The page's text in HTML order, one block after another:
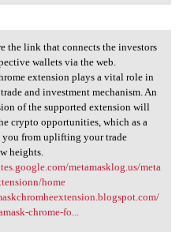
the link that
the link that connects the investors
wallets via the web.
extension plays a vital role in
and investment mechanism. An
of the supported extension will
crypto opportunities, which as a
you from uplifting your trade
heights.
metamasklog.us/meta
home
chrome-fo...